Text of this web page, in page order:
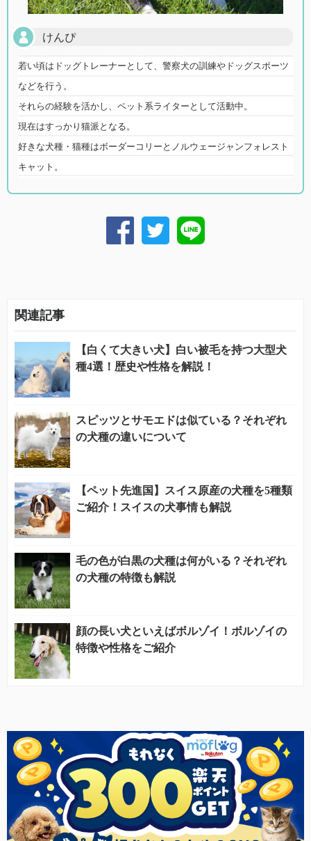
けんぴ
若い頃はドッグトレーナーとして、警察犬の訓練やドッグスポーツ
などを行う。
それらの経験を活かし、ペット系ライターとして活動中。
現在はすっかり猫派となる。
好きな犬種・猫種はボーダーコリーとノルウェージャンフォレスト
キャット。
関連記事
【白くて大きい犬】白い被毛を持つ大型犬
種4選！歴史や性格を解説！
スピッツとサモエドは似ている？それぞれ
の犬種の違いについて
【ペット先進国】スイス原産の犬種を5種類
ご紹介！スイスの犬事情も解説
毛の色が白黒の犬種は何がいる？それぞれ
の犬種の特徴も解説
顔の長い犬といえばボルゾイ！ボルゾイの
特徴や性格をご紹介